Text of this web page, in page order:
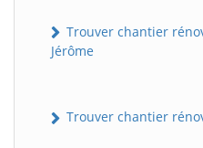
Trouver chantier
Jérôme
Trouver chantier